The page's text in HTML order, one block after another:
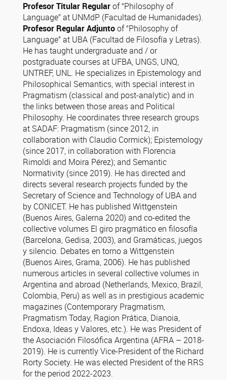
Profesor Titular Regularof “Philosophy of
Language” at UNMdP (Facultad de Humanidades).
Profesor Regular Adjuntoof “Philosophy of
Language” at UBA (Facultad de Filosofía y Letras).
He has taught undergraduate and / or
postgraduate courses at UFBA, UNGS, UNQ,
UNTREF, UNL. He specializes in Epistemology and
Philosophical Semantics, with special interest in
Pragmatism (classical and post-analytic) and in
the links between those areas and Political
Philosophy. He coordinates three research groups
at SADAF: Pragmatism (since 2012, in
collaboration with Claudio Cormick); Epistemology
(since 2017, in collaboration with Florencia
Rimoldi and Moira Pérez); and Semantic
Normativity (since 2019). He has directed and
directs several research projects funded by the
Secretary of Science and Technology of UBA and
by CONICET. He has published Wittgenstein
(Buenos Aires, Galerna 2020) and co-edited the
collective volumes El giro pragmático en filosofía
(Barcelona, ​​Gedisa, 2003), and Gramáticas, juegos
y silencio. Debates en torno a Wittgenstein
(Buenos Aires, Grama, 2006). He has published
numerous articles in several collective volumes in
Argentina and abroad (Netherlands, Mexico, Brazil,
Colombia, Peru) as well as in prestigious academic
magazines (Contemporary Pragmatism,
Pragmatism Today, Ragion Prática, Dianoia,
Endoxa, Ideas y Valores, etc.). He was President of
the Asociación Filosófica Argentina (AFRA – 2018-
2019). He is currently Vice-President of the Richard
Rorty Society. He was elected President of the RRS
for the period 2022-2023.